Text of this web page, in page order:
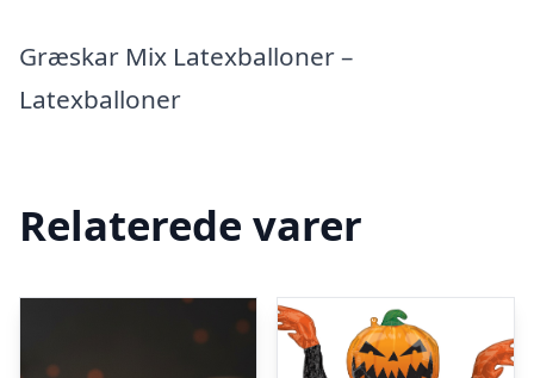
Græskar Mix Latexballoner –
Latexballoner
Relaterede varer